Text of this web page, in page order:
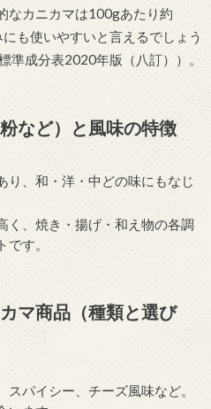
なカニカマは100gあたり約
も使いやすいと言えるでしょう
準成分表2020年版（八訂））。
など）と風味の特徴
り、和・洋・中どの味にもなじ
く、焼き・揚げ・和え物の各調
す。
マ商品（種類と選び
パイシー、チーズ風味など。